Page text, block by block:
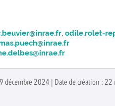
,odile.rolet-
décembre 2024 | Date de création :